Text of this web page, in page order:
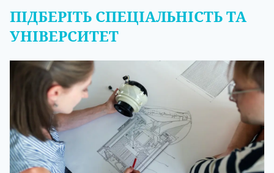
ПІДБЕРІТЬ СПЕЦІАЛЬНІСТЬ ТА
УНІВЕРСИТЕТ